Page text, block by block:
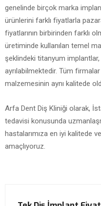
genelinde birçok marka
ürünlerini farklı fiyatlarla
fiyatlarının birbirinden farklı
üretiminde kullanılan temel
şeklindeki titanyum implantlar,
ayrılabilmektedir. Tüm
malzemesinin aynı kalitede
Arfa Dent Diş Kliniği olarak,
tedavisi konusunda
hastalarımıza en iyi kalitede
amaçlıyoruz.